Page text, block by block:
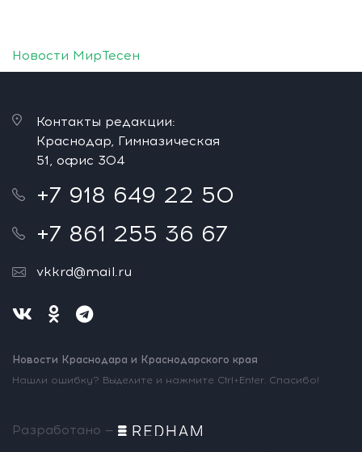
Новости МирТесен
Контакты редакции:
Краснодар, Гимназическая
51, офис 304
+7 918 649 22 50
+7 861 255 36 67
vkkrd@mail.ru
Новости Краснодара и Краснодарского края
Нашли ошибку? Выделите и нажмите Ctrl+Enter. Спасибо!
Разработано —